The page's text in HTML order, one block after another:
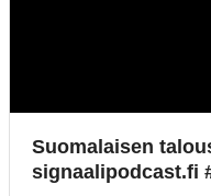
Suomalaisen
signaalipodcast.fi